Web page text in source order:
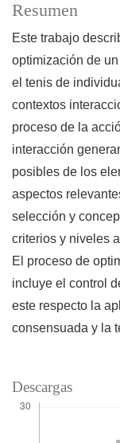
Resumen
Este trabajo
optimización de
el tenis de
contextos
proceso de la
interacción
posibles de los
aspectos
selección y
criterios y niveles
El proceso de
incluye el control
este respecto la
consensuada y la
Descargas